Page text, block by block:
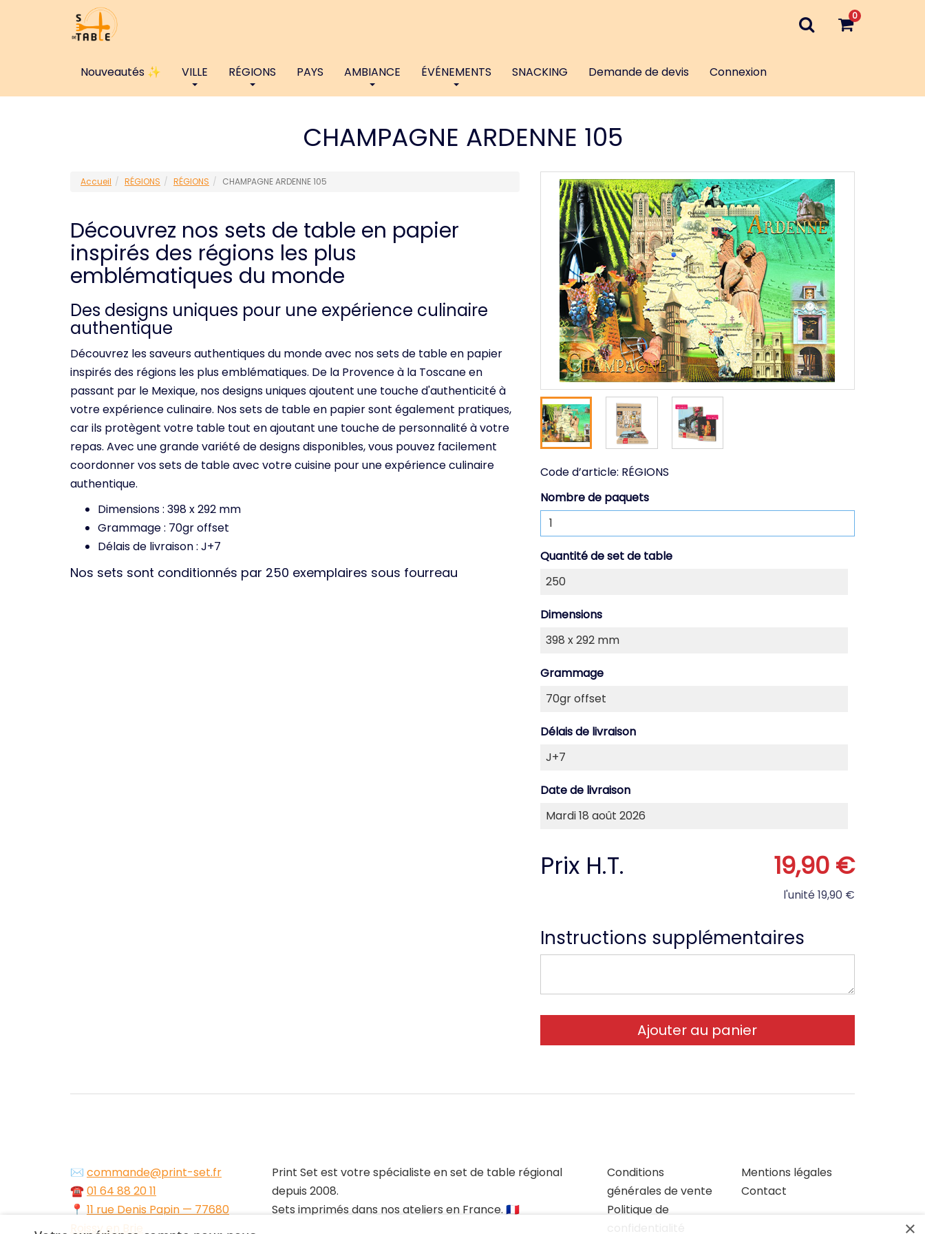
0
Nouveautés ✨ VILLE RÉGIONS PAYS AMBIANCE ÉVÉNEMENTS SNACKING Demande de devis Connexion
CHAMPAGNE ARDENNE 105
Accueil RÉGIONS RÉGIONS CHAMPAGNE ARDENNE 105
Découvrez nos sets de table en papier
inspirés des régions les plus
emblématiques du monde
Des designs uniques pour une expérience culinaire
authentique
Découvrez les saveurs authentiques du monde avec nos sets de table en papier
inspirés des régions les plus emblématiques. De la Provence à la Toscane en
passant par le Mexique, nos designs uniques ajoutent une touche d'authenticité à
votre expérience culinaire. Nos sets de table en papier sont également pratiques,
car ils protègent votre table tout en ajoutant une touche de personnalité à votre
repas. Avec une grande variété de designs disponibles, vous pouvez facilement
coordonner vos sets de table avec votre cuisine pour une expérience culinaire
authentique.
Dimensions : 398 x 292 mm
Grammage : 70gr offset
Délais de livraison : J+7
Nos sets sont conditionnés par 250 exemplaires sous fourreau
Code d’article: RÉGIONS
Nombre de paquets
Quantité de set de table
Dimensions
Grammage
Délais de livraison
Date de livraison
Prix H.T. 19,90 €
l'unité19,90 €
Instructions supplémentaires
✉️ commande@print-set.fr
☎️01 64 88 20 11
📍 11 rue Denis Papin — 77680
Roissy en Brie
Print Set est votre spécialiste en set de table régional
depuis 2008.
Sets imprimés dans nos ateliers en France. 🇫🇷
Conditions
générales de vente
Politique de
Mentions légales
Contact
×